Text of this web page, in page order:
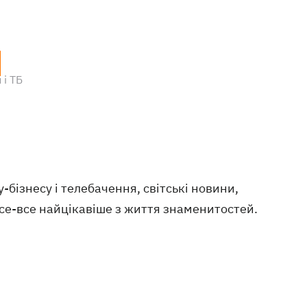
і ТБ
і телебачення, світські новини,
все найцікавіше з життя знаменитостей.